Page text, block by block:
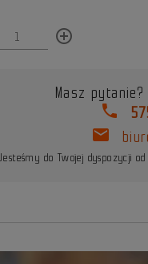
add_circle_outline
Masz
phone
mail
Jesteśmy do Twojej dyspozycji